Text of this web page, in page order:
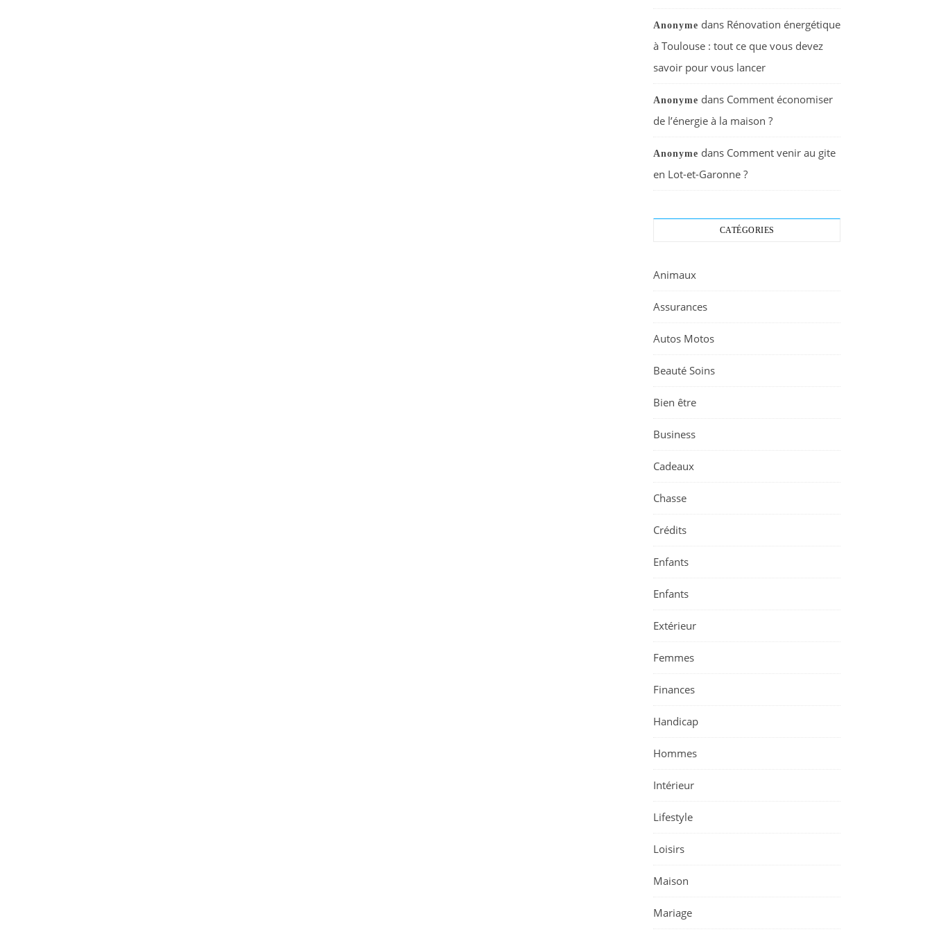
Anonyme dans Rénovation énergétique
à Toulouse : tout ce que vous devez
savoir pour vous lancer
Anonyme dans Comment économiser
de l’énergie à la maison ?
Anonyme dans Comment venir au gite
en Lot-et-Garonne ?
CATÉGORIES
Animaux
Assurances
Autos Motos
Beauté Soins
Bien être
Business
Cadeaux
Chasse
Crédits
Enfants
Enfants
Extérieur
Femmes
Finances
Handicap
Hommes
Intérieur
Lifestyle
Loisirs
Maison
Mariage